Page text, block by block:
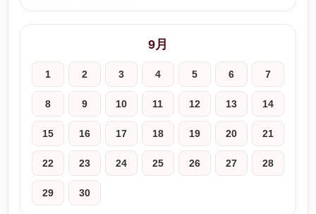
9月
1 2 3 4 5 6 7
8 9 10 11 12 13 14
15 16 17 18 19 20 21
22 23 24 25 26 27 28
29 30